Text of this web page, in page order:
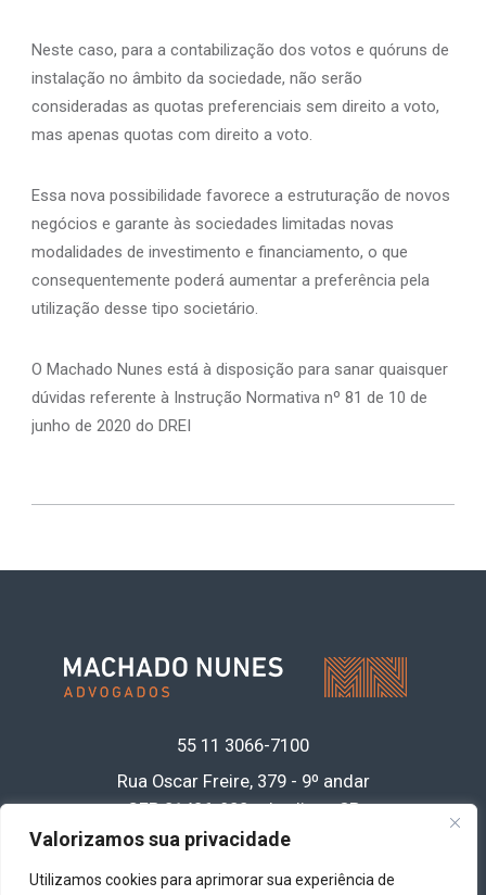
Valorizamos sua privacidade
Utilizamos cookies para aprimorar sua experiência de
Neste caso, para a contabilização dos votos e quóruns de
instalação no âmbito da sociedade, não serão
consideradas as quotas preferenciais sem direito a voto,
mas apenas quotas com direito a voto.
Essa nova possibilidade favorece a estruturação de novos
negócios e garante às sociedades limitadas novas
modalidades de investimento e financiamento, o que
consequentemente poderá aumentar a preferência pela
utilização desse tipo societário.
O Machado Nunes está à disposição para sanar quaisquer
dúvidas referente à Instrução Normativa nº 81 de 10 de
junho de 2020 do DREI
55 11 3066-7100
Rua Oscar Freire, 379 - 9º andar
CEP 01426-900 • Jardins - SP
Acesse nossa política de privacidade de
dados